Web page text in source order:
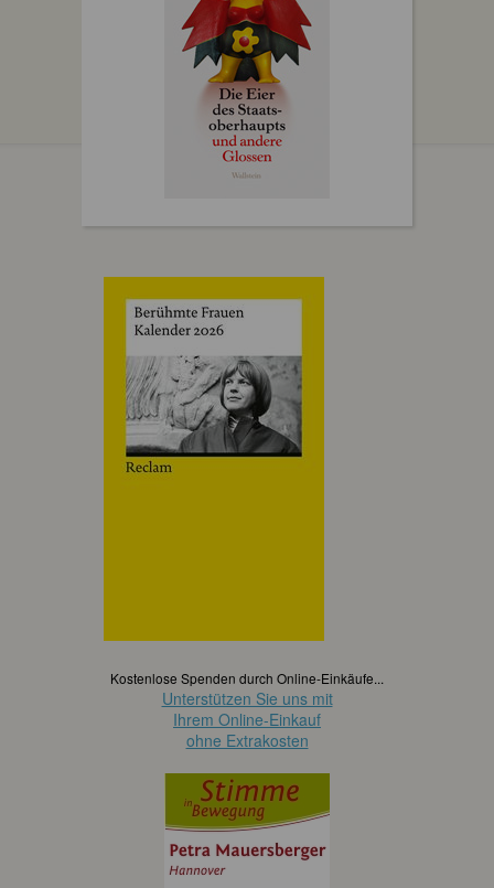
Kostenlose Spenden durch Online-Einkäufe...
Unterstützen Sie uns mit
Ihrem Online-Einkauf
ohne Extrakosten